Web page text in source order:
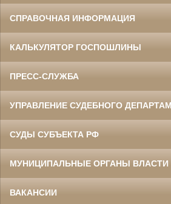
СПРАВОЧНАЯ ИНФОРМАЦИЯ
КАЛЬКУЛЯТОР ГОСПОШЛИНЫ
ПРЕСС-СЛУЖБА
УПРАВЛЕНИЕ СУДЕБНОГО
СУДЫ СУБЪЕКТА РФ
МУНИЦИПАЛЬНЫЕ ОРГАНЫ ВЛАСТИ
ВАКАНСИИ